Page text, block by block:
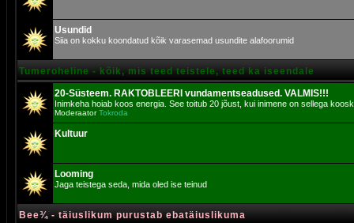
Usundid
Siia on kokku koondatud kõik varasemad usundite alafoorumid
Tumeroheline - kõik, mis teed teistele, teed ka iseendale
20-Süsteem. RAKTOBLEERI vundamentseadused. VALMIS!!!
Inimkeha hoiab koos energia. See toitub 20 jõust, kui inimene on sellega
ModeraatorTokroda
Kultuur
Looming
Jaga teistega seda, mida oled ise teinud
Bee¾ - täiuslikum purustab ebatäiuslikuma